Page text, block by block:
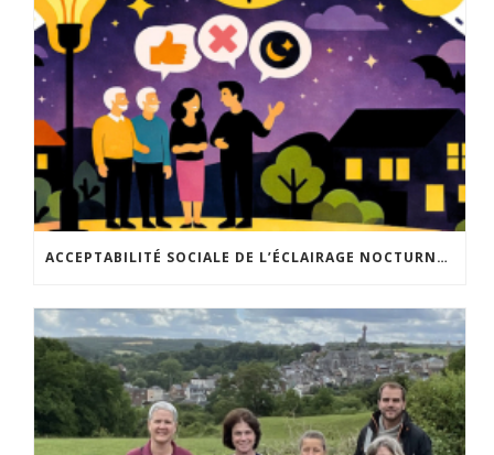
ACCEPTABILITÉ SOCIALE DE L’ÉCLAIRAGE NOCTURNE : LE REPLAY EST DISPONIBLE